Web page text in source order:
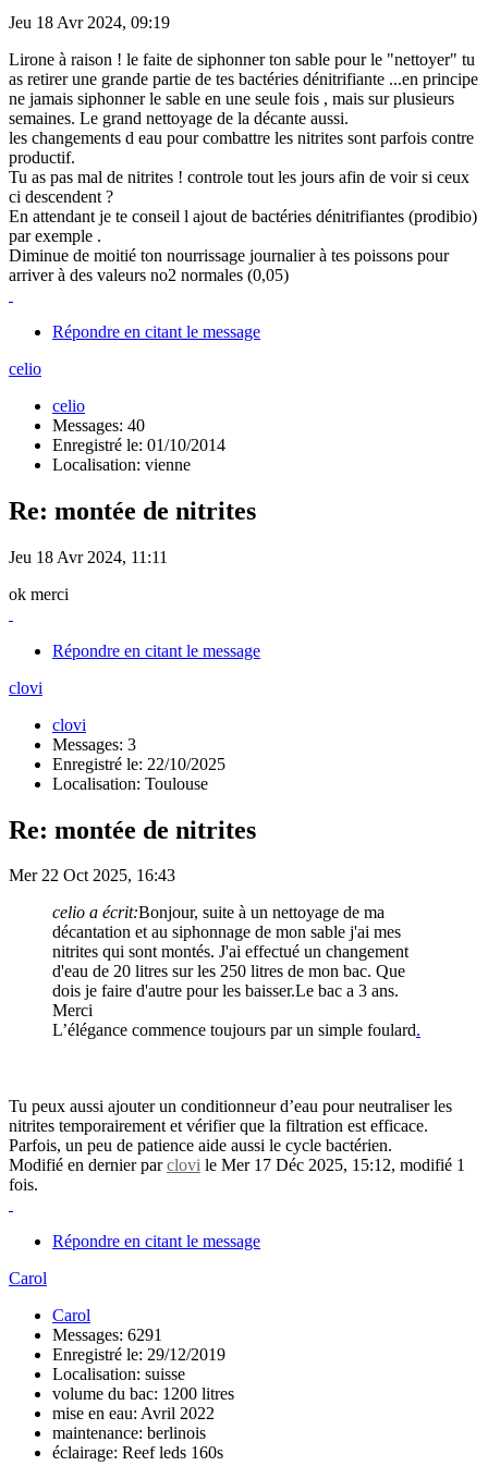
Jeu 18 Avr 2024, 09:19
Lirone à raison ! le faite de siphonner ton sable pour le "nettoyer" tu
as retirer une grande partie de tes bactéries dénitrifiante ...en principe
ne jamais siphonner le sable en une seule fois , mais sur plusieurs
semaines. Le grand nettoyage de la décante aussi.
les changements d eau pour combattre les nitrites sont parfois contre
productif.
Tu as pas mal de nitrites ! controle tout les jours afin de voir si ceux
ci descendent ?
En attendant je te conseil l ajout de bactéries dénitrifiantes (prodibio)
par exemple .
Diminue de moitié ton nourrissage journalier à tes poissons pour
arriver à des valeurs no2 normales (0,05)
Répondre en citant le message
celio
celio
Messages: 40
Enregistré le: 01/10/2014
Localisation: vienne
Re: montée de nitrites
Jeu 18 Avr 2024, 11:11
ok merci
Répondre en citant le message
clovi
clovi
Messages: 3
Enregistré le: 22/10/2025
Localisation: Toulouse
Re: montée de nitrites
Mer 22 Oct 2025, 16:43
celio a écrit:Bonjour, suite à un nettoyage de ma
décantation et au siphonnage de mon sable j'ai mes
nitrites qui sont montés. J'ai effectué un changement
d'eau de 20 litres sur les 250 litres de mon bac. Que
dois je faire d'autre pour les baisser.Le bac a 3 ans.
Merci
L’élégance commence toujours par un simple foulard.
Tu peux aussi ajouter un conditionneur d’eau pour neutraliser les
nitrites temporairement et vérifier que la filtration est efficace.
Parfois, un peu de patience aide aussi le cycle bactérien.
Modifié en dernier parclovi le Mer 17 Déc 2025, 15:12, modifié 1
fois.
Répondre en citant le message
Carol
Carol
Messages: 6291
Enregistré le: 29/12/2019
Localisation: suisse
volume du bac: 1200 litres
mise en eau: Avril 2022
maintenance: berlinois
éclairage: Reef leds 160s